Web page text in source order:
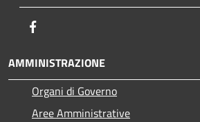
AMMINISTRAZIONE
Organi di Governo
Aree Amministrative